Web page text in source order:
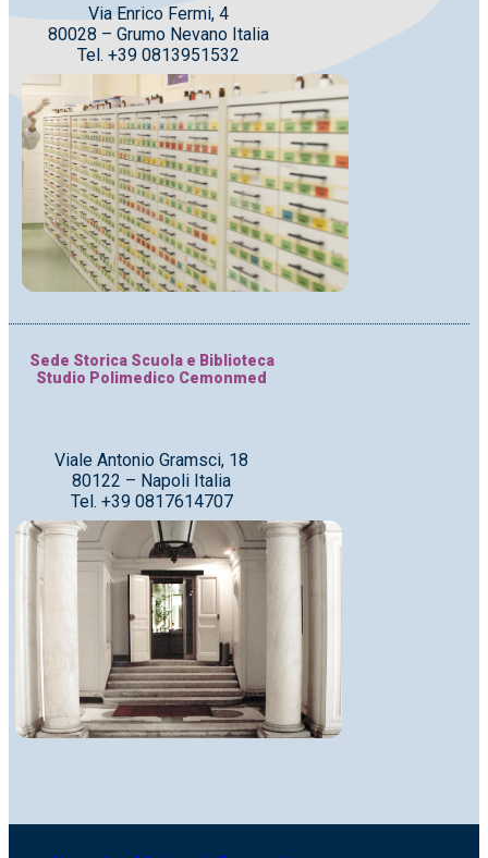
Via Enrico Fermi, 4
80028 – Grumo Nevano Italia
Tel. +39 0813951532
Sede Storica Scuola e Biblioteca
Studio Polimedico Cemonmed
Viale Antonio Gramsci, 18
80122 – Napoli Italia
Tel. +39 0817614707